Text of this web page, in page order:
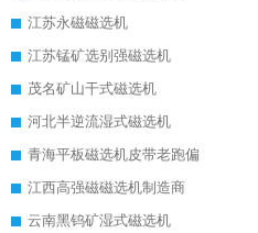
江苏永磁磁选机
江苏锰矿选别强磁选机
茂名矿山干式磁选机
河北半逆流湿式磁选机
青海平板磁选机皮带老跑偏
江西高强磁磁选机制造商
云南黑钨矿湿式磁选机